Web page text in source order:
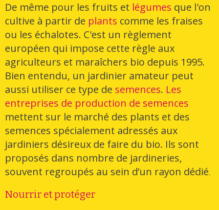
De même pour les fruits et légumes que l'on
cultive à partir de plants comme les fraises
ou les échalotes. C'est un règlement
européen qui impose cette règle aux
agriculteurs et maraîchers bio depuis 1995.
Bien entendu, un jardinier amateur peut
aussi utiliser ce type de semences. Les
entreprises de production de semences
mettent sur le marché des plants et des
semences spécialement adressés aux
jardiniers désireux de faire du bio. Ils sont
proposés dans nombre de jardineries,
souvent regroupés au sein d’un rayon dédié.
Nourrir et protéger